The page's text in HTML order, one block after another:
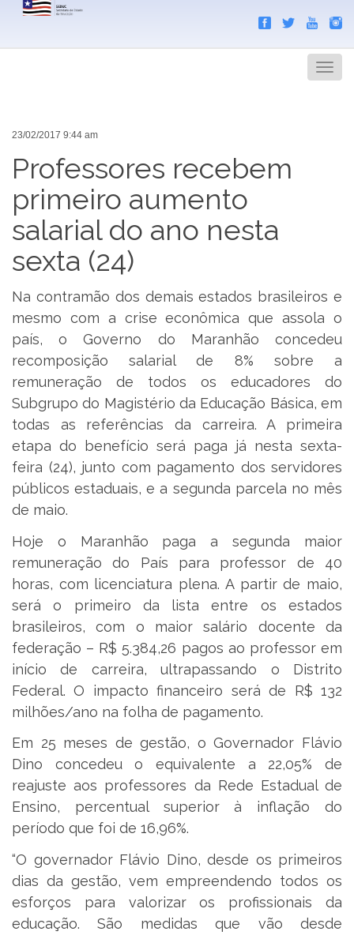
Menu
23/02/2017 9:44 am
Professores recebem
primeiro aumento
salarial do ano nesta
sexta (24)
Na contramão dos demais estados brasileiros e
mesmo com a crise econômica que assola o
país, o Governo do Maranhão concedeu
recomposição salarial de 8% sobre a
remuneração de todos os educadores do
Subgrupo do Magistério da Educação Básica, em
todas as referências da carreira. A primeira
etapa do benefício será paga já nesta sexta-
feira (24), junto com pagamento dos servidores
públicos estaduais, e a segunda parcela no mês
de maio.
Hoje o Maranhão paga a segunda maior
remuneração do País para professor de 40
horas, com licenciatura plena. A partir de maio,
será o primeiro da lista entre os estados
brasileiros, com o maior salário docente da
federação – R$ 5.384,26 pagos ao professor em
início de carreira, ultrapassando o Distrito
Federal. O impacto financeiro será de R$ 132
milhões/ano na folha de pagamento.
Em 25 meses de gestão, o Governador Flávio
Dino concedeu o equivalente a 22,05% de
reajuste aos professores da Rede Estadual de
Ensino, percentual superior à inflação do
período que foi de 16,96%.
“O governador Flávio Dino, desde os primeiros
dias da gestão, vem empreendendo todos os
esforços para valorizar os profissionais da
educação. São medidas que vão desde